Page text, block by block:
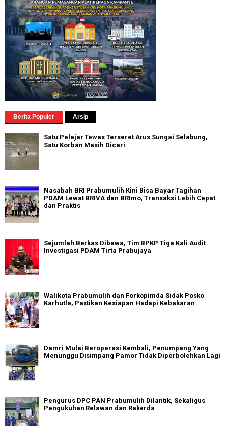
Berita Populer Arsip
Satu Pelajar Tewas Terseret Arus Sungai Selabung,
Satu Korban Masih Dicari
Nasabah BRI Prabumulih Kini Bisa Bayar Tagihan
PDAM Lewat BRIVA dan BRImo, Transaksi Lebih Cepat
dan Praktis
Sejumlah Berkas Dibawa, Tim BPKP Tiga Kali Audit
Investigasi PDAM Tirta Prabujaya
Walikota Prabumulih dan Forkopimda Sidak Posko
Karhutla, Pastikan Kesiapan Hadapi Kebakaran
Damri Mulai Beroperasi Kembali, Penumpang Yang
Menunggu Disimpang Pamor Tidak Diperbolehkan Lagi
Pengurus DPC PAN Prabumulih Dilantik, Sekaligus
Pengukuhan Relawan dan Rakerda